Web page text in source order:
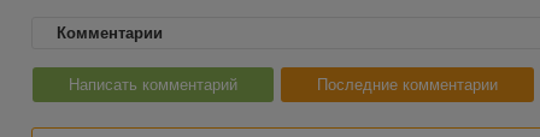
Комментарии
Написать комментарий Последние комментарии